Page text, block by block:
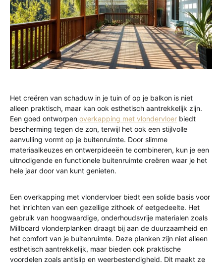
Het creëren van schaduw in je tuin of op je balkon is niet
alleen praktisch, maar kan ook esthetisch aantrekkelijk zijn.
Een goed ontworpen overkapping met vlondervloer biedt
bescherming tegen de zon, terwijl het ook een stijlvolle
aanvulling vormt op je buitenruimte. Door slimme
materiaalkeuzes en ontwerpideeën te combineren, kun je een
uitnodigende en functionele buitenruimte creëren waar je het
hele jaar door van kunt genieten.
Een overkapping met vlondervloer biedt een solide basis voor
het inrichten van een gezellige zithoek of eetgedeelte. Het
gebruik van hoogwaardige, onderhoudsvrije materialen zoals
Millboard vlonderplanken draagt bij aan de duurzaamheid en
het comfort van je buitenruimte. Deze planken zijn niet alleen
esthetisch aantrekkelijk, maar bieden ook praktische
voordelen zoals antislip en weerbestendigheid. Dit maakt ze